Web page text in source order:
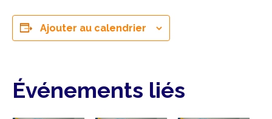
Ajouter au calendrier
Événements liés